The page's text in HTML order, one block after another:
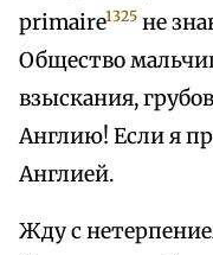
primaire1325 не
Общество
взыскания,
Англию! Если я
Англией.
Жду с